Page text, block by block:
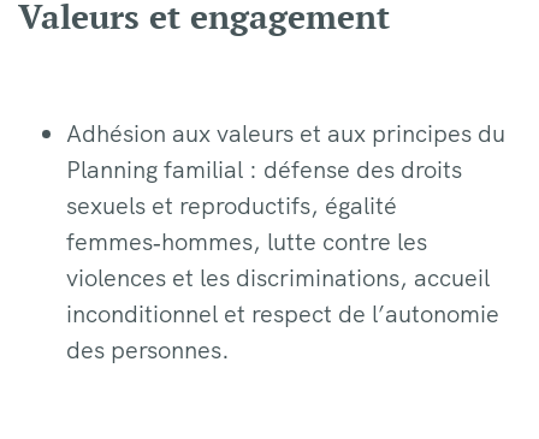
Valeurs et engagement
Adhésion aux valeurs et aux principes du
Planning familial : défense des droits
sexuels et reproductifs, égalité
femmes‑hommes, lutte contre les
violences et les discriminations, accueil
inconditionnel et respect de l’autonomie
des personnes.